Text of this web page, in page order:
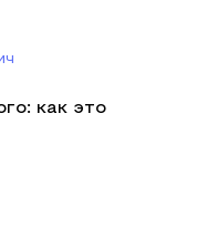
как это